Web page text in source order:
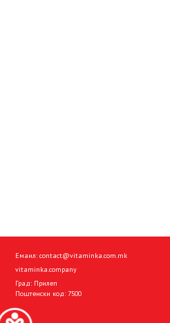
Емаил: contact@vitaminka.com.mk
vitaminka.company
Град: Прилеп
Поштенски код: 7500